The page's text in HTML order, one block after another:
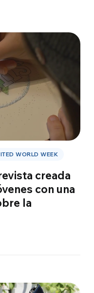
WORLD WEEK
creada
con una
la